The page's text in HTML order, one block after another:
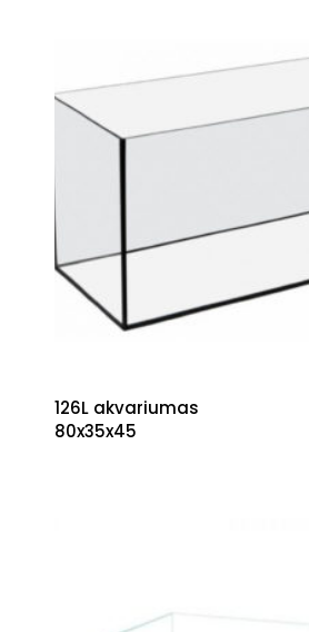
126L akvariumas
80x35x45